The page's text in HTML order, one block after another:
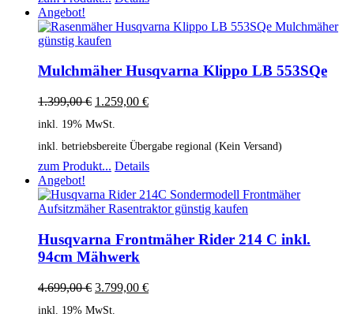
Angebot!
Mulchmäher Husqvarna Klippo LB 553SQe
1.399,00€ 1.259,00 €
inkl. 19% MwSt.
inkl. betriebsbereite Übergabe regional (Kein Versand)
zum Produkt... Details
Angebot!
Husqvarna Frontmäher Rider 214 C inkl.
94cm Mähwerk
4.699,00€ 3.799,00 €
inkl. 19% MwSt.